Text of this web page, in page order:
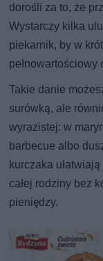
dorośli za to, że
Wystarczy kilka
piekarnik, by w
pełnowartościowy
Takie danie
surówką, ale
wyrazistej: w
barbecue albo
kurczaka
całej rodziny bez
pieniędzy.